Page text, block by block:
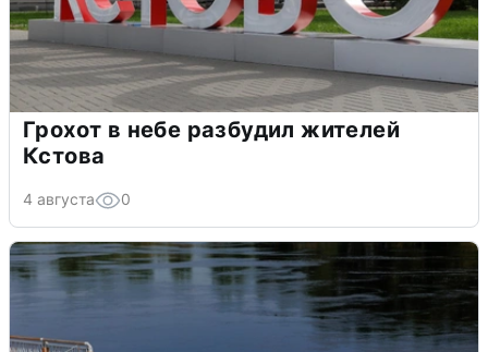
Грохот в небе разбудил жителей
Кстова
4 августа 0